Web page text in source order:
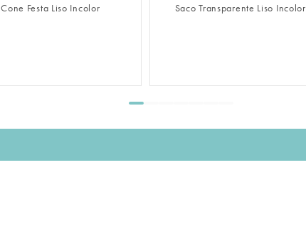
Cone Festa Liso Incolor Saco Transparente Liso Incolor